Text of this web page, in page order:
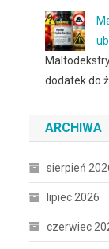
dodatek do
ARCHIWA
sierpień
lipiec 2026
czerwiec